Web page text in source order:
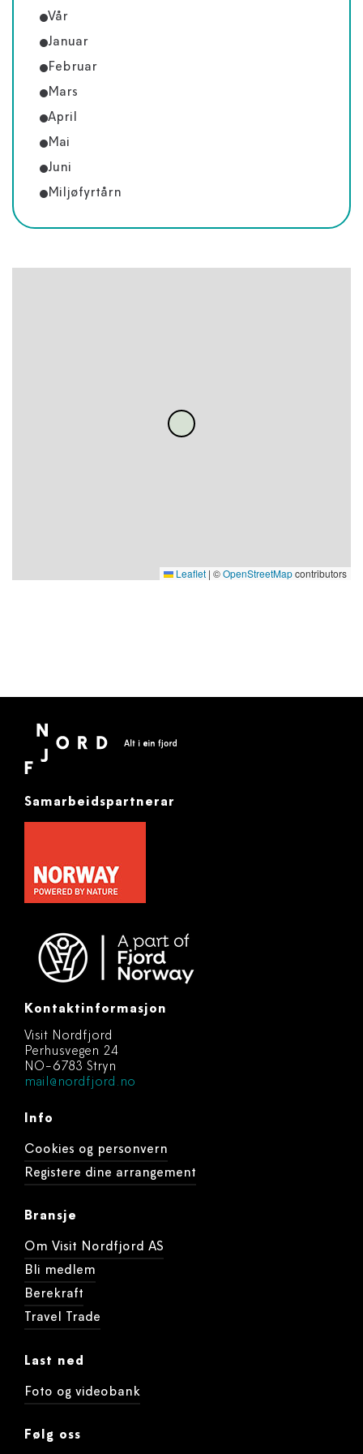
Vår
Januar
Februar
Mars
April
Mai
Juni
Miljøfyrtårn
Leaflet | ©OpenStreetMapcontributors
Samarbeidspartnerar
Kontaktinformasjon
Visit Nordfjord
Perhusvegen 24
NO-6783 Stryn
mail@nordfjord.no
Info
Cookies og personvern
Registere dine arrangement
Bransje
Om Visit Nordfjord AS
Bli medlem
Berekraft
Travel Trade
Last ned
Foto og videobank
Følg oss